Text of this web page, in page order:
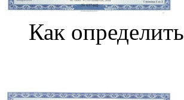
Как определить